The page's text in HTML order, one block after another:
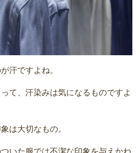
汗ですよね。
て、汗染みは気になるものですよ
は大切なもの。
いた服では不潔な印象を与えかね